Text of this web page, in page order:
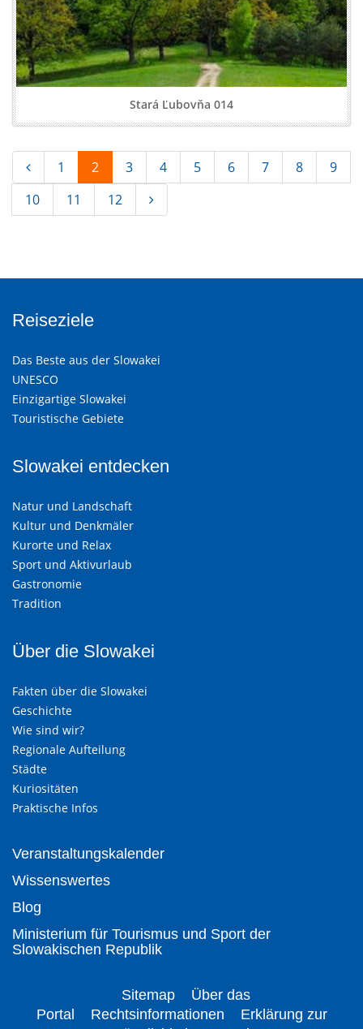
Stará Ľubovňa 014
1 2 3 4 5 6 7 8
9
10
11 12
Reiseziele
Das Beste aus der Slowakei
UNESCO
Einzigartige Slowakei
Touristische Gebiete
Slowakei entdecken
Natur und Landschaft
Kultur und Denkmäler
Kurorte und Relax
Sport und Aktivurlaub
Gastronomie
Tradition
Über die Slowakei
Fakten über die Slowakei
Geschichte
Wie sind wir?
Regionale Aufteilung
Städte
Kuriositäten
Praktische Infos
Veranstaltungskalender
Wissenswertes
Blog
Ministerium für Tourismus und Sport der
Slowakischen Republik
Sitemap
Über das
Portal
Rechtsinformationen
Erklärung zur